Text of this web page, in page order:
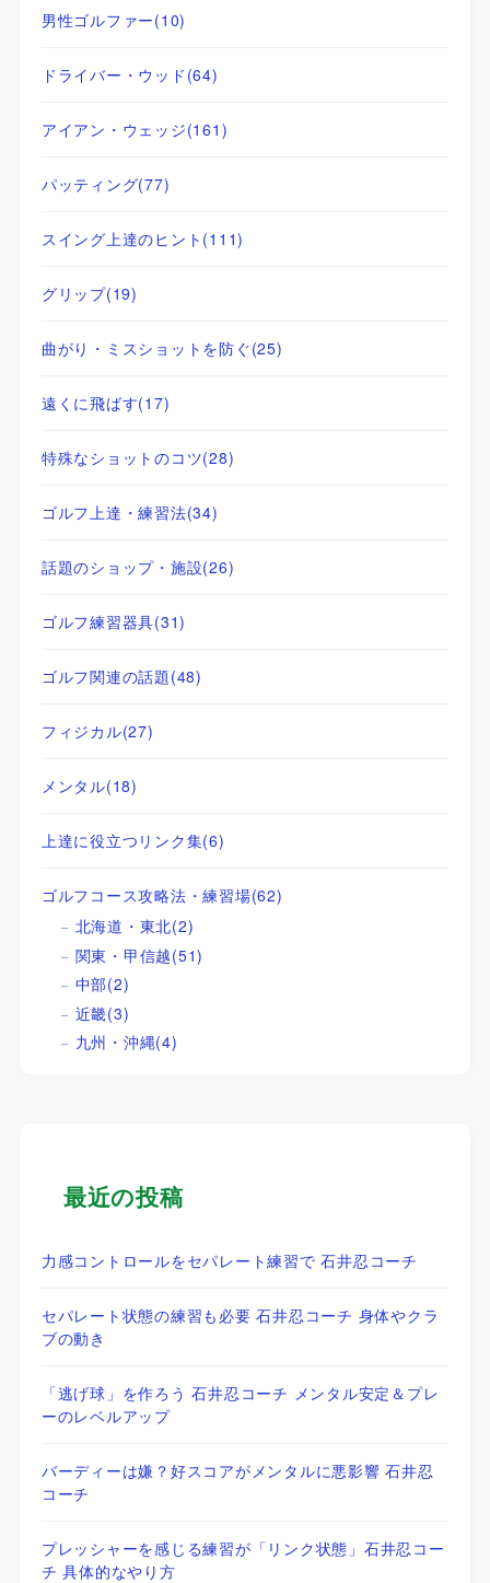
男性ゴルファー(10)
ドライバー・ウッド (64)
アイアン・ウェッジ(161)
パッティング(77)
スイング上達のヒント (111)
グリップ(19)
曲がり・ミスショットを防ぐ(25)
遠くに飛ばす(17)
特殊なショットのコツ(28)
ゴルフ上達・練習法(34)
話題のショップ・施設(26)
ゴルフ練習器具(31)
ゴルフ関連の話題(48)
フィジカル(27)
メンタル(18)
上達に役立つリンク集(6)
ゴルフコース攻略法・練習場(62)
北海道・東北(2)
関東・甲信越(51)
中部(2)
近畿(3)
九州・沖縄(4)
最近の投稿
力感コントロールをセパレート練習で 石井忍コーチ
セパレート状態の練習も必要 石井忍コーチ 身体やクラ
ブの動き
「逃げ球」を作ろう 石井忍コーチ メンタル安定＆プレ
ーのレベルアップ
バーディーは嫌？好スコアがメンタルに悪影響 石井忍
コーチ
プレッシャーを感じる練習が「リンク状態」石井忍コー
チ 具体的なやり方